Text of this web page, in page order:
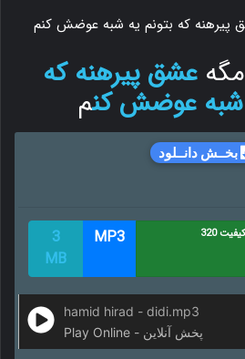
مگه عشق پیرهنه که
شبه عوضش کنم
بخــش دانــلود
320
MP3
3
MB
hamid hirad - didi.mp3
Play Online - پخش آنلاین